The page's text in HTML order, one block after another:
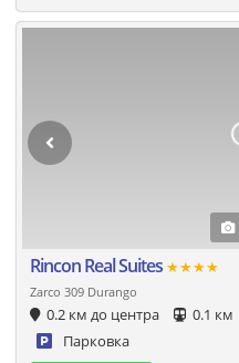
Rincon Real Suites ★★★★
Zarco 309 Durango
0.2 км до центра 0.1 км
Парковка